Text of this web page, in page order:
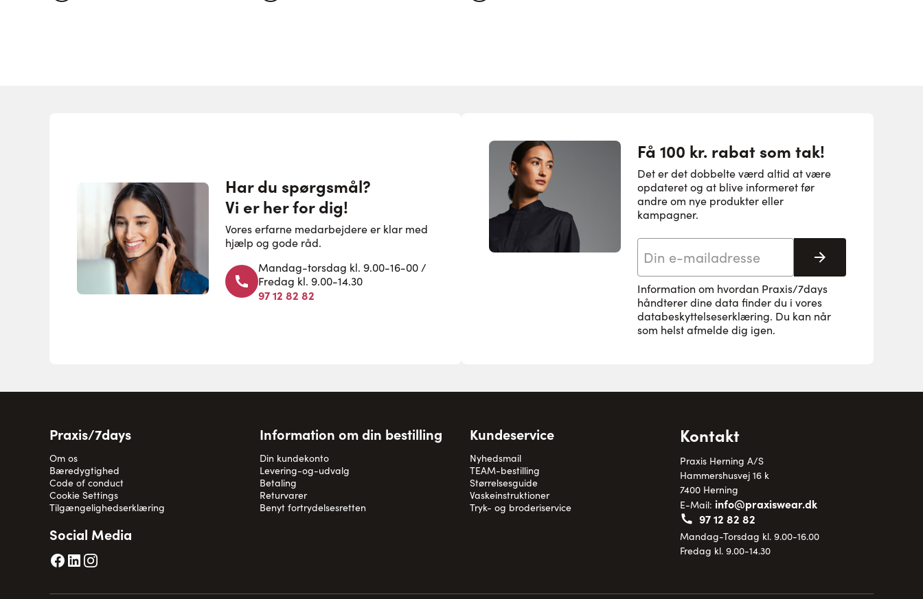
Har du spørgsmål?
Vi er her for dig!
Vores erfarne medarbejdere er klar med
hjælp og gode råd.
Mandag-torsdag kl. 9.00-16-00 /
Fredag kl. 9.00-14.30
97 12 82 82
Få 100 kr. rabat som tak!
Det er det dobbelte værd altid at være
opdateret og at blive informeret før
andre om nye produkter eller
kampagner.
Tilmeld her
Information om hvordan Praxis/7days
håndterer dine data finder du i vores
databeskyttelseserklæring. Du kan når
som helst afmelde dig igen.
Praxis/7days
Om os
Bæredygtighed
Code of conduct
Cookie Settings
Tilgængelighedserklæring
Information om din bestilling
Din kundekonto
Levering-og-udvalg
Betaling
Returvarer
Benyt fortrydelsesretten
Kundeservice
Nyhedsmail
TEAM-bestilling
Størrelsesguide
Vaskeinstruktioner
Tryk- og broderiservice
Kontakt
Praxis Herning A/S
Hammershusvej 16 k
7400 Herning
E-Mail: info@praxiswear.dk
97 12 82 82
Mandag-Torsdag kl. 9.00-16.00
Fredag kl. 9.00-14.30
Social Media